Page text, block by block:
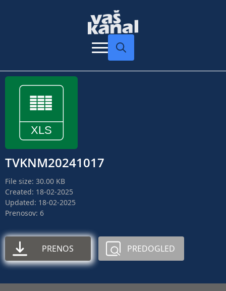
TVKNM20241017
File size: 30.00 KB
Created: 18-02-2025
Updated: 18-02-2025
Prenosov: 6
PRENOS PREDOGLED